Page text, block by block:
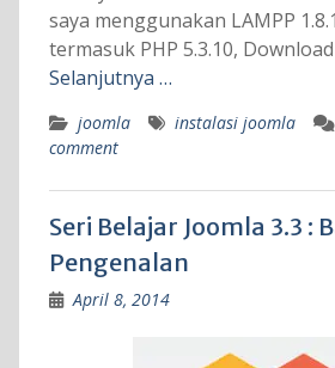
saya menggunakan LAMPP
termasuk PHP 5.3.10,
Selanjutnya …
joomla instalasi joomla
comment
Seri Belajar Joomla 3.3 :
Pengenalan
April 8, 2014